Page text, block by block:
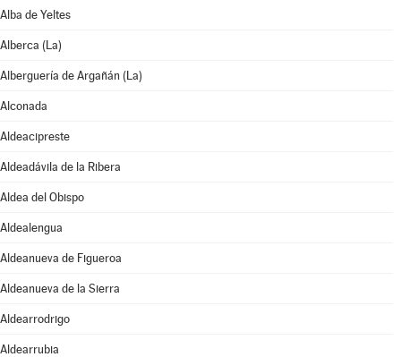
Alba de Yeltes
Alberca (La)
Alberguería de Argañán (La)
Alconada
Aldeacipreste
Aldeadávila de la Ribera
Aldea del Obispo
Aldealengua
Aldeanueva de Figueroa
Aldeanueva de la Sierra
Aldearrodrigo
Aldearrubia